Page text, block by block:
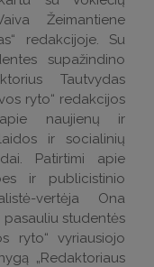
Žeimantiene
redakcijoje. Su
supažindino
Tautvydas
ryto“ redakcijos
naujienų ir
ir socialinių
Patirtimi apie
ir publicistinio
vertėja Ona
pasauliu studentės
ryto“ vyriausiojo
„Redaktoriaus